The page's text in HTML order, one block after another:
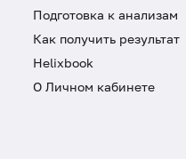
Подготовка к анализам
Как получить результат
Helixbook
О Личном кабинете